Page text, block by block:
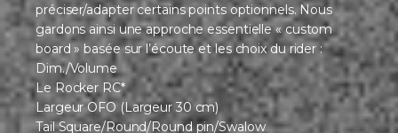
préciser/adapter certains points optionnels. Nous
gardons ainsi une approche essentielle « custom
board » basée sur l’écoute et les choix du rider :
Dim./Volume
Le Rocker RC*
Largeur OFO (Largeur 30 cm)
Tail Square/Round/Round pin/Swalow